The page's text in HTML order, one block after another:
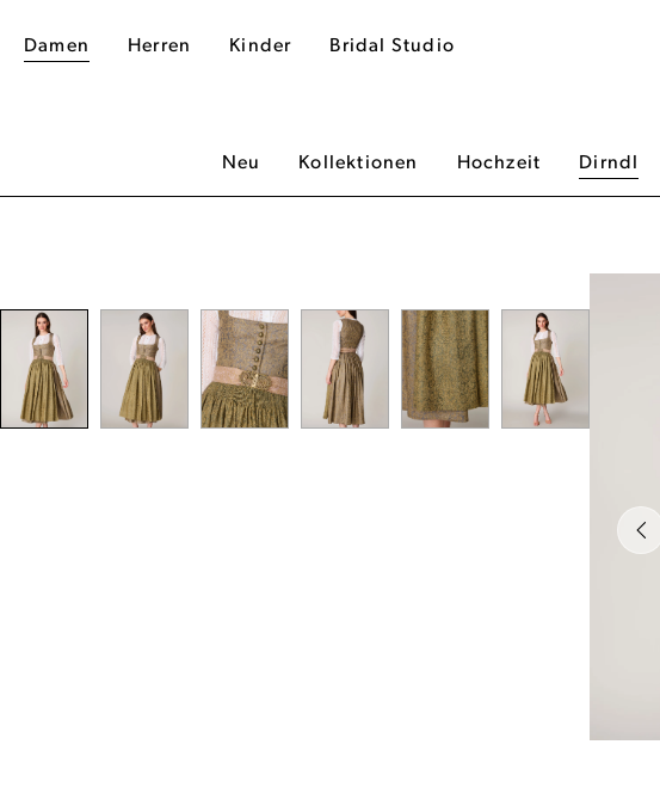
Damen Herren Kinder Bridal Studio
Neu Kollektionen Hochzeit Dirndl